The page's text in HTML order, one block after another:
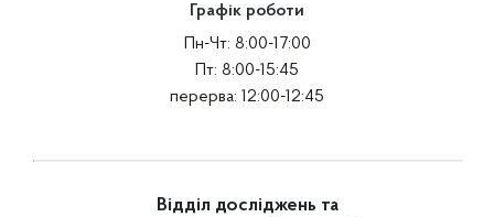
Графік роботи
Пн-Чт: 8:00-17:00
Пт: 8:00-15:45
перерва: 12:00-12:45
Відділ досліджень та